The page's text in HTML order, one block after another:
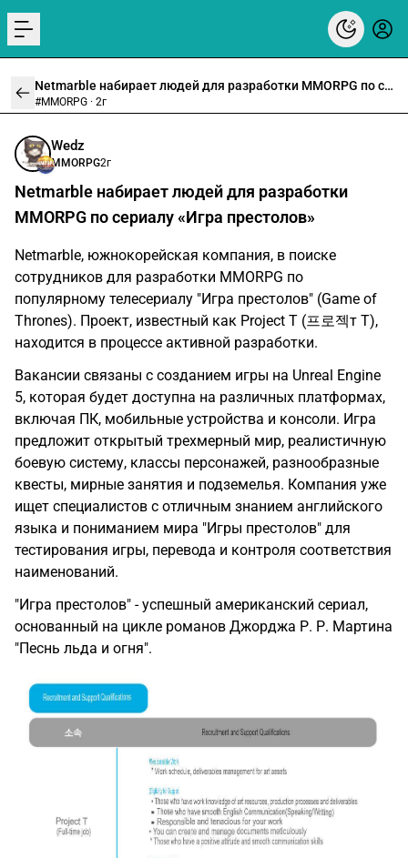
menu
Netmarble набирает людей для разработки MMORPG по сериалу «Игра престолов»
#MMORPG · 2г
Wedz
MMORPG2г
Netmarble набирает людей для разработки
MMORPG по сериалу «Игра престолов»
Netmarble, южнокорейская компания, в поиске
сотрудников для разработки MMORPG по
популярному телесериалу "Игра престолов" (Game of
Thrones). Проект, известный как Project T (프로젝т T),
находится в процессе активной разработки.
Вакансии связаны с созданием игры на Unreal Engine
5, которая будет доступна на различных платформах,
включая ПК, мобильные устройства и консоли. Игра
предложит открытый трехмерный мир, реалистичную
боевую систему, классы персонажей, разнообразные
квесты, мирные занятия и подземелья. Компания уже
ищет специалистов с отличным знанием английского
языка и пониманием мира "Игры престолов" для
тестирования игры, перевода и контроля соответствия
наименований.
"Игра престолов" - успешный американский сериал,
основанный на цикле романов Джорджа Р. Р. Мартина
"Песнь льда и огня".